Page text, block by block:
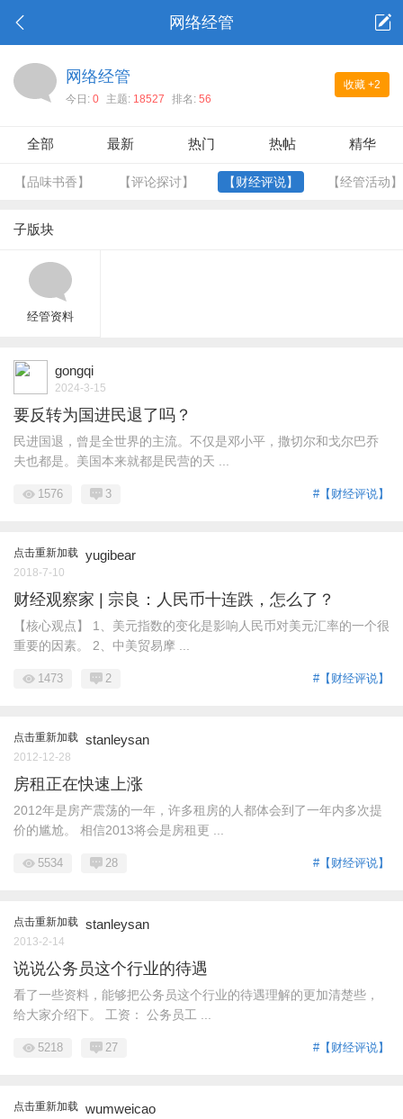
网络经管
收藏 +2
网络经管
今日: 0 主题: 18527 排名: 56
全部 最新 热门 热帖 精华
【品味书香】 【评论探讨】 【财经评说】 【经管活动】
子版块
经管资料
gongqi
2024-3-15
要反转为国进民退了吗？
民进国退，曾是全世界的主流。不仅是邓小平，撒切尔和戈尔巴乔
夫也都是。美国本来就都是民营的天 ...
#【财经评说】
1576 3
点击重新加载 yugibear
2018-7-10
财经观察家 | 宗良：人民币十连跌，怎么了？
【核心观点】 1、美元指数的变化是影响人民币对美元汇率的一个很
重要的因素。 2、中美贸易摩 ...
#【财经评说】
1473 2
点击重新加载 stanleysan
2012-12-28
房租正在快速上涨
2012年是房产震荡的一年，许多租房的人都体会到了一年内多次提
价的尴尬。 相信2013将会是房租更 ...
#【财经评说】
5534 28
点击重新加载 stanleysan
2013-2-14
说说公务员这个行业的待遇
看了一些资料，能够把公务员这个行业的待遇理解的更加清楚些，
给大家介绍下。 工资： 公务员工 ...
#【财经评说】
5218 27
点击重新加载 wumweicao